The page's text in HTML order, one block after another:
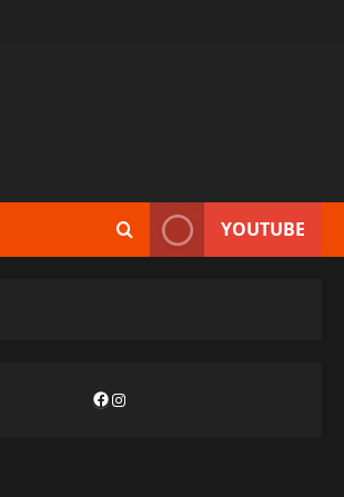
YOUTUBE
Facebook
Instagram